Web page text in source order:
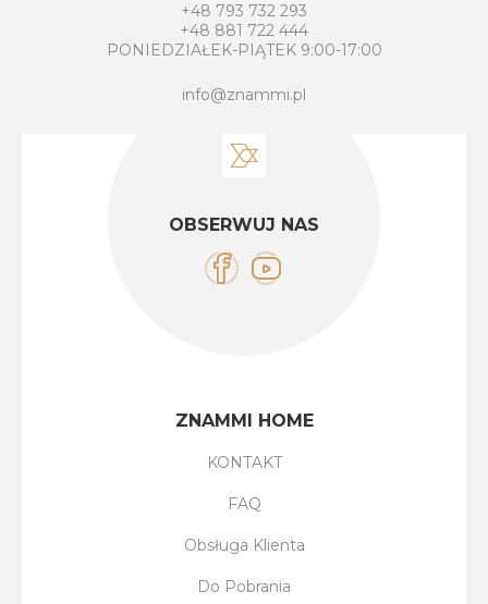
+48 793 732 293
+48 881 722 444
PONIEDZIAŁEK-PIĄTEK 9:00-17:00
info@znammi.pl
OBSERWUJ NAS
ZNAMMI HOME
KONTAKT
FAQ
Obsługa Klienta
Do Pobrania